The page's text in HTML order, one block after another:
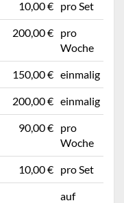
10,00 € pro Set
200,00 € pro
Woche
150,00 € einmalig
200,00 € einmalig
90,00 € pro
Woche
10,00 € pro Set
auf